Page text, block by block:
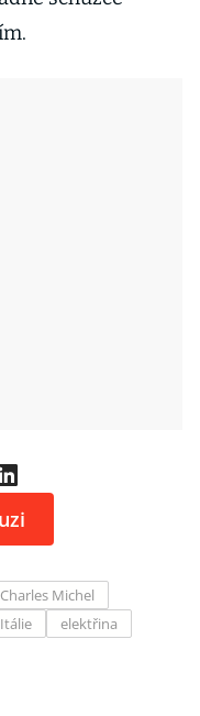
Charles Michel
Itálie
elektřina